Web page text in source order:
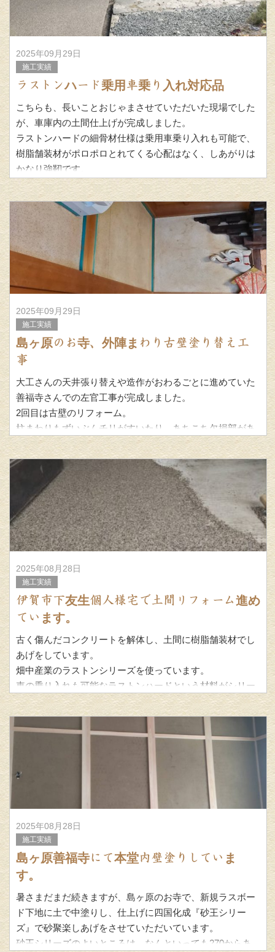
2025年09月29日
施工実績
ラストンハード乗用車乗り入れ対応品
こちらも、長いことおじゃまさせていただいた現場でした
が、車庫内の土間仕上げが完成しました。
ラストンハードの細骨材仕様は乗用車乗り入れも可能で、
樹脂舗装材がポロポロとれてくる心配はなく、しあがりは
かなり強靭です。
2025年09月29日
施工実績
島ヶ原のお寺、外陣まわり古壁塗り替え工
事
大工さんの天井張り替えや造作がおわるごとに進めていた
善福寺さんでの左官工事が完成しました。
2回目は古壁のリフォーム。
柱まわりもずいぶんチリがすいたり、あちこち欠損部があ
ったりと、下地の修繕に大変でしたが、今回は
2025年08月28日
施工実績
伊賀市下友生個人様宅で土間リフォーム進め
ています。
古く傷んだコンクリートを解体し、土間に樹脂舗装材でし
あげをしています。
畑中産業のラストンシリーズを使っています。
車の乗り入れも可能なラストンハードという材料がシリー
ズの中にあり、車庫内はそれで仕上げています。
2025年08月28日
施工実績
島ヶ原善福寺にて本堂内壁塗りしていま
す。
暑さまだまだ続きますが、島ヶ原のお寺で、新規ラスボー
ド下地に土で中塗りし、仕上げに四国化成『砂王シリー
ズ』で砂聚楽しあげをさせていただいています。
砂王シリーズのよいところは、なんといっても270からあ